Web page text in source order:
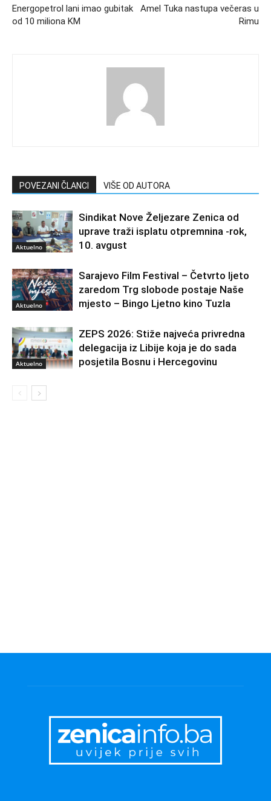
Energopetrol lani imao gubitak
od 10 miliona KM
Amel Tuka nastupa večeras u
Rimu
POVEZANI ČLANCI VIŠE OD AUTORA
Aktuelno
Sindikat Nove Željezare Zenica od
uprave traži isplatu otpremnina -rok,
10. avgust
Aktuelno
Sarajevo Film Festival – Četvrto ljeto
zaredom Trg slobode postaje Naše
mjesto – Bingo Ljetno kino Tuzla
Aktuelno
ZEPS 2026: Stiže najveća privredna
delegacija iz Libije koja je do sada
posjetila Bosnu i Hercegovinu